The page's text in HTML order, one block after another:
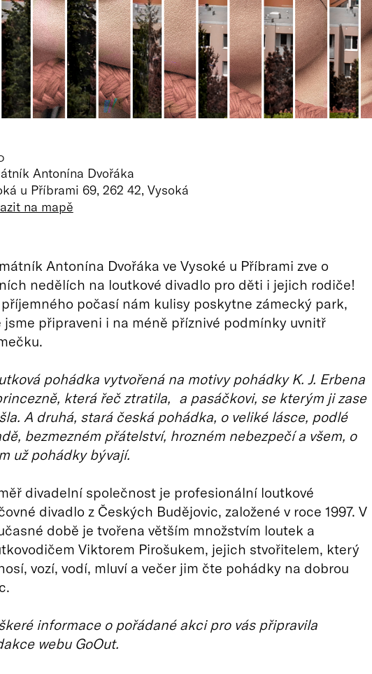
Antonína Dvořáka
u Příbrami 69, 262 42, Vysoká
na mapě
Antonína Dvořáka ve Vysoké u Příbrami zve o
nedělích na loutkové divadlo pro děti i jejich rodiče!
počasí nám kulisy poskytne zámecký park,
jsme připraveni i na méně příznivé podmínky uvnitř
pohádka vytvořená na motivy pohádky K. J. Erbena
která řeč ztratila, a pasáčkovi, se kterým ji zase
A druhá, stará česká pohádka, o veliké lásce, podlé
bezmezném přátelství, hrozném nebezpečí a všem, o
už pohádky bývají.
divadelní společnost je profesionální loutkové
divadlo z Českých Budějovic, založené v roce 1997. V
době je tvořena větším množstvím loutek a
Viktorem Pirošukem, jejich stvořitelem, který
vozí, vodí, mluví a večer jim čte pohádky na dobrou
informace o pořádané akci pro vás připravila
webu GoOut.